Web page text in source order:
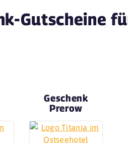
Gutscheine
Geschenk
Prerow